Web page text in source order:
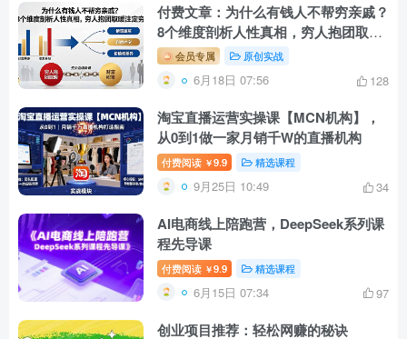
付费文章：为什么有钱人不帮穷亲戚？
8个维度剖析人性真相，穷人抱团取暖
注定穷
会员专属 原创实战
6月18日 07:56 128
淘宝直播运营实操课【MCN机构】，
从0到1做一家月销千W的直播机构
付费阅读 ￥9.9 精选课程
9月25日 10:49 34
AI电商线上陪跑营，DeepSeek系列课
程先导课
付费阅读 ￥9.9 精选课程
6月15日 07:34 97
创业项目推荐：轻松网赚的秘诀